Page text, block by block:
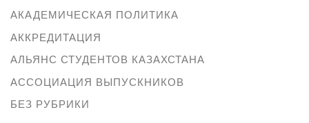
АКАДЕМИЧЕСКАЯ ПОЛИТИКА
АККРЕДИТАЦИЯ
АЛЬЯНС СТУДЕНТОВ КАЗАХСТАНА
АССОЦИАЦИЯ ВЫПУСКНИКОВ
БЕЗ РУБРИКИ